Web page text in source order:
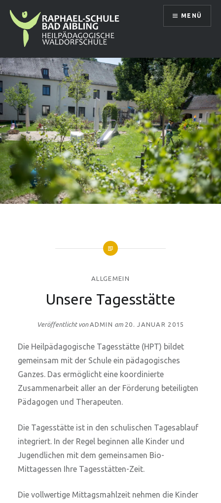
zum
Inhalt
Raphael Schule Bad Aibling
MENÜ
ALLGEMEIN
Unsere Tagesstätte
Veröffentlicht von ADMIN am 20. JANUAR 2015
Die Heilpädagogische Tagesstätte (HPT) bildet
gemeinsam mit der Schule ein pädagogisches
Ganzes. Das ermöglicht eine koordinierte
Zusammenarbeit aller an der Förderung beteiligten
Pädagogen und Therapeuten.
Die Tagesstätte ist in den schulischen Tagesablauf
integriert. In der Regel beginnen alle Kinder und
Jugendlichen mit dem gemeinsamen Bio-
Mittagessen Ihre Tagesstätten-Zeit.
Die vollwertige Mittagsmahlzeit nehmen die Kinder